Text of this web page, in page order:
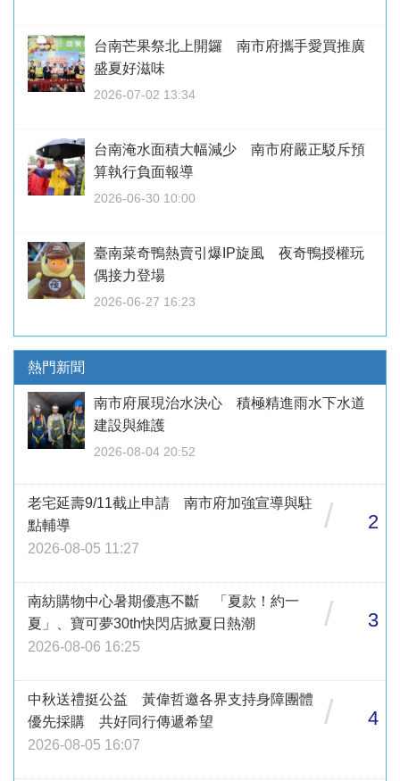
台南芒果祭北上開鑼 南市府攜手愛買推廣
盛夏好滋味
2026-07-02 13:34
台南淹水面積大幅減少 南市府嚴正駁斥預
算執行負面報導
2026-06-30 10:00
臺南菜奇鴨熱賣引爆IP旋風 夜奇鴨授權玩
偶接力登場
2026-06-27 16:23
熱門新聞
南市府展現治水決心 積極精進雨水下水道
建設與維護
2026-08-04 20:52
老宅延壽9/11截止申請 南市府加強宣導與駐
點輔導
2026-08-05 11:27
/ 2
南紡購物中心暑期優惠不斷 「夏款！約一
夏」、寶可夢30th快閃店掀夏日熱潮
2026-08-06 16:25
/ 3
中秋送禮挺公益 黃偉哲邀各界支持身障團體
優先採購 共好同行傳遞希望
2026-08-05 16:07
/ 4